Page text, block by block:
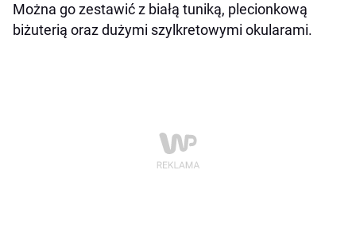
Można go zestawić z białą tuniką, plecionkową
biżuterią oraz dużymi szylkretowymi okularami.